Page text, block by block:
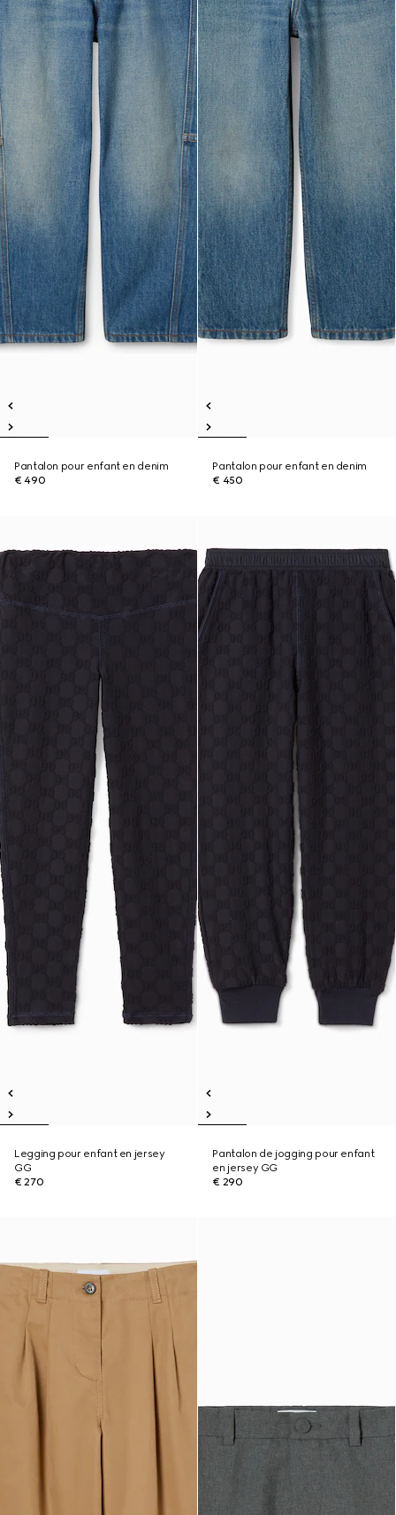
Pantalon pour enfant en denim
€ 490
Pantalon pour enfant en denim
€ 450
Legging pour enfant en jersey
GG
€ 270
Pantalon de jogging pour enfant
en jersey GG
€ 290